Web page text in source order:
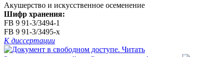
Акушерство и искусственное осеменение
Шифр хранения:
FB 9 91-3/3494-1
FB 9 91-3/3495-x
К диссертации
Читать